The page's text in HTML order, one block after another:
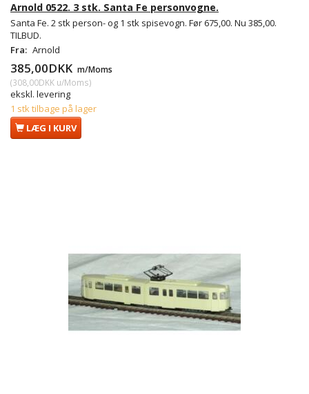
Arnold 0522. 3 stk. Santa Fe personvogne.
Santa Fe. 2 stk person- og 1 stk spisevogn. Før 675,00. Nu 385,00.
TILBUD.
Fra: Arnold
385,00DKK m/Moms
(308,00DKK u/Moms)
ekskl. levering
1 stk tilbage på lager
LÆG I KURV